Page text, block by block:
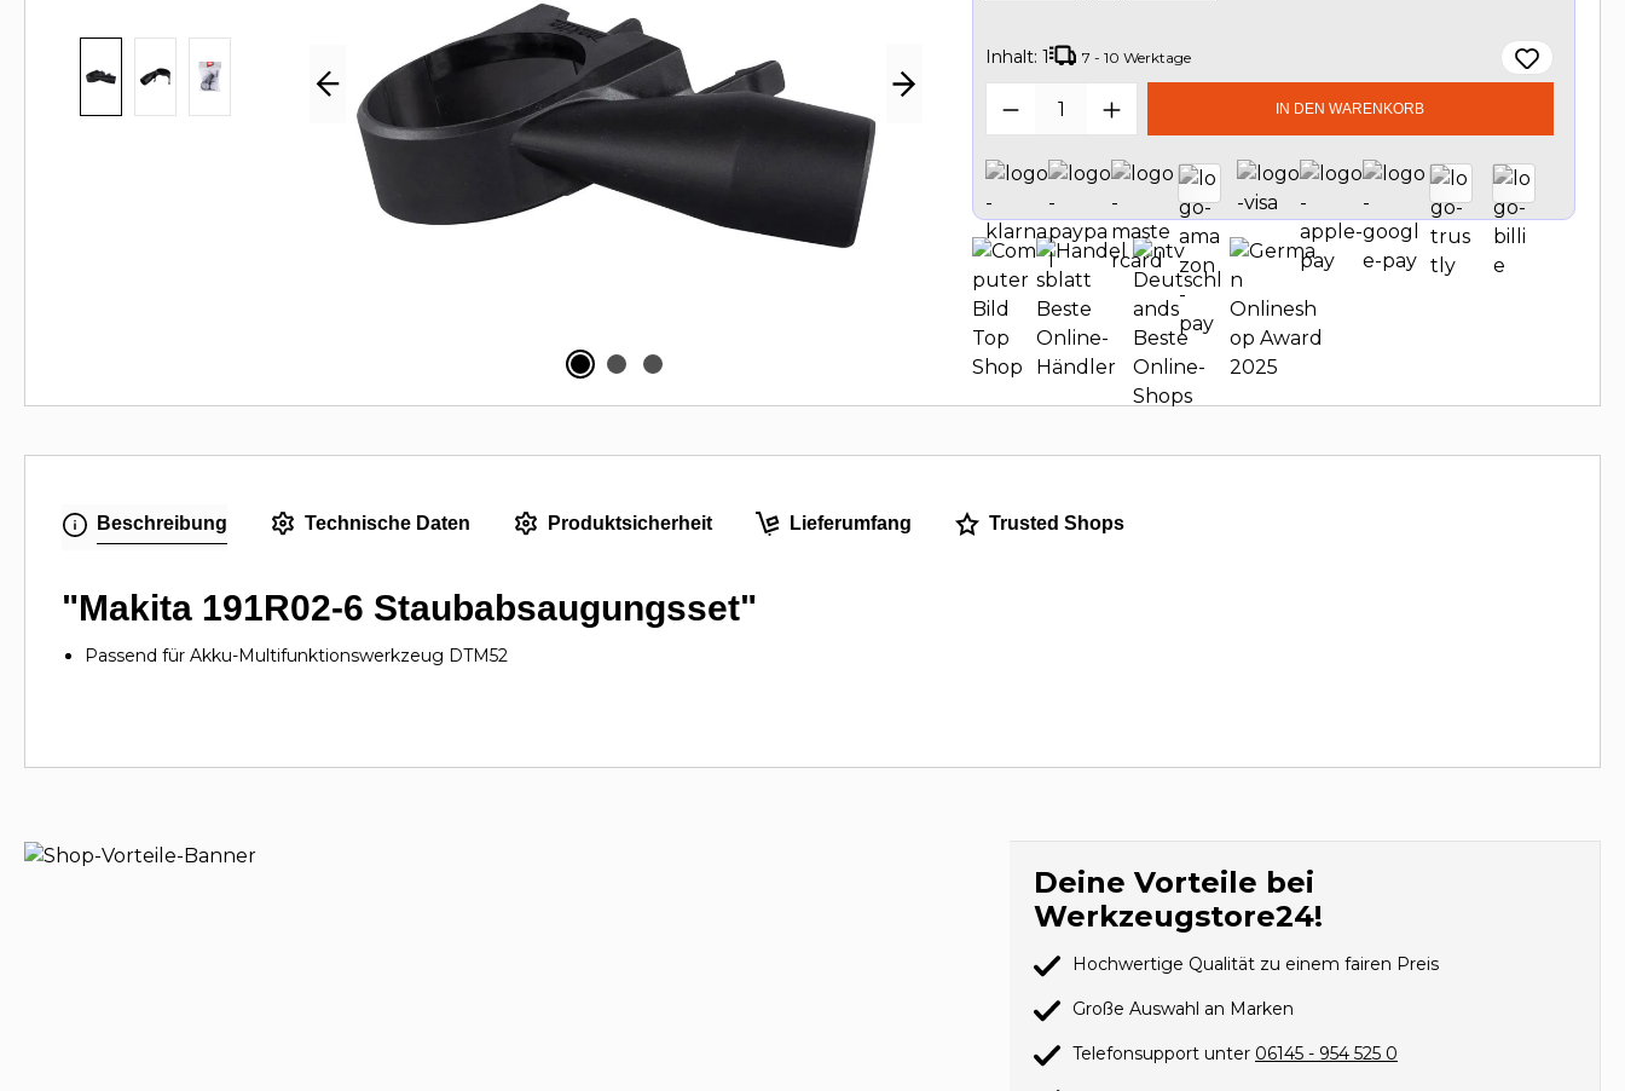
Inhalt: 1 7 - 10 Werktage
Produkt Anzahl: Gib den gewünschten
IN DEN WARENKORB
Beschreibung Technische Daten Produktsicherheit Lieferumfang Trusted Shops
"Makita 191R02-6 Staubabsaugungsset"
Passend für Akku-Multifunktionswerkzeug DTM52
Deine Vorteile bei
Werkzeugstore24!
Hochwertige Qualität zu einem fairen Preis
Große Auswahl an Marken
Telefonsupport unter 06145 - 954 525 0